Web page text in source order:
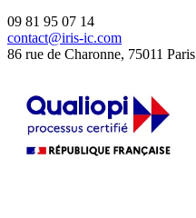
09 81 95 07 14
contact@iris-ic.com
86 rue de Charonne, 75011 Paris